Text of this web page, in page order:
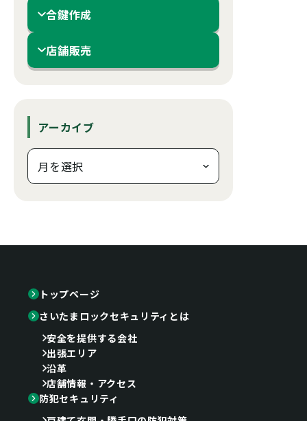
合鍵作成
店舗販売
アーカイブ
トップページ
さいたまロックセキュリティとは
安全を提供する会社
出張エリア
沿革
店舗情報・アクセス
防犯セキュリティ